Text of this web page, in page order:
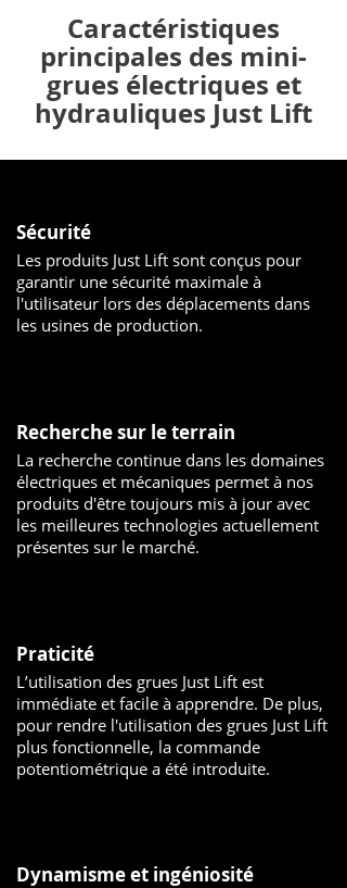
Caractéristiques
principales des mini-
grues électriques et
hydrauliques Just Lift
Sécurité
Les produits Just Lift sont conçus pour
garantir une sécurité maximale à
l'utilisateur lors des déplacements dans
les usines de production.
Recherche sur le terrain
La recherche continue dans les domaines
électriques et mécaniques permet à nos
produits d'être toujours mis à jour avec
les meilleures technologies actuellement
présentes sur le marché.
Praticité
L’utilisation des grues Just Lift est
immédiate et facile à apprendre. De plus,
pour rendre l'utilisation des grues Just Lift
plus fonctionnelle, la commande
potentiométrique a été introduite.
Dynamisme et ingéniosité